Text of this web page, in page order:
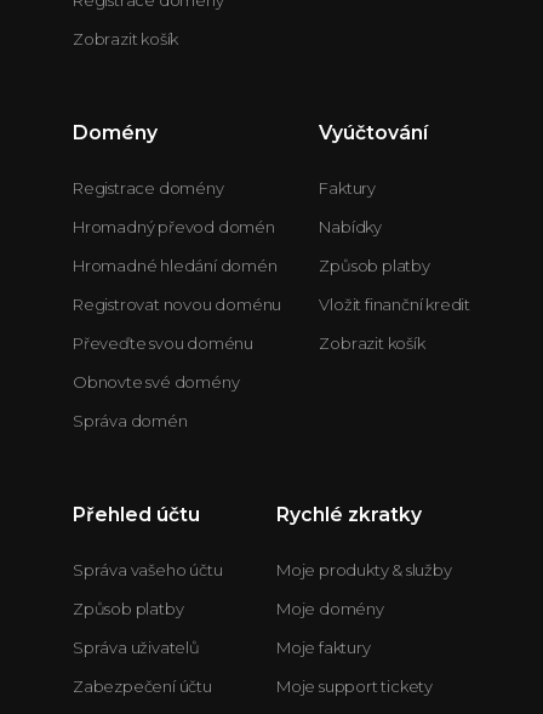
Zobrazit košík
Domény
Registrace domény
Hromadný převod domén
Hromadné hledání domén
Registrovat novou doménu
Převeďte svou doménu
Obnovte své domény
Správa domén
Vyúčtování
Faktury
Nabídky
Způsob platby
Vložit finanční kredit
Zobrazit košík
Přehled účtu
Správa vašeho účtu
Způsob platby
Správa uživatelů
Zabezpečení účtu
Rychlé zkratky
Moje produkty & služby
Moje domény
Moje faktury
Moje support tickety